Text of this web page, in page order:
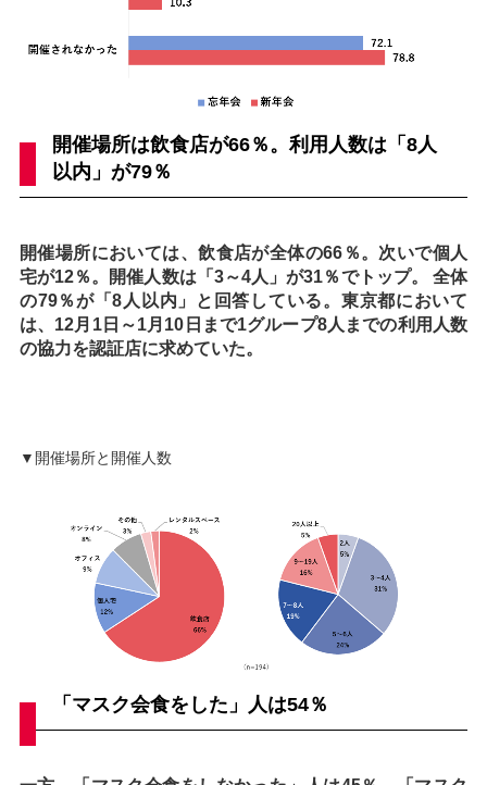
開催場所は飲食店が66％。利用人数は「8人
以内」が79％
開催場所においては、飲食店が全体の66％。次いで個人
宅が12％。開催人数は「3～4人」が31％でトップ。 全体
の79％が「8人以内」と回答している。東京都において
は、12月1日～1月10日まで1グループ8人までの利用人数
の協力を認証店に求めていた。
▼開催場所と開催人数
「マスク会食をした」人は54％